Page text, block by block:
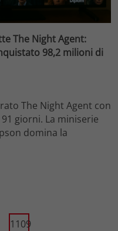
The Night Agent:
98,2 milioni di
The Night Agent con
giorni. La miniserie
domina la
1109